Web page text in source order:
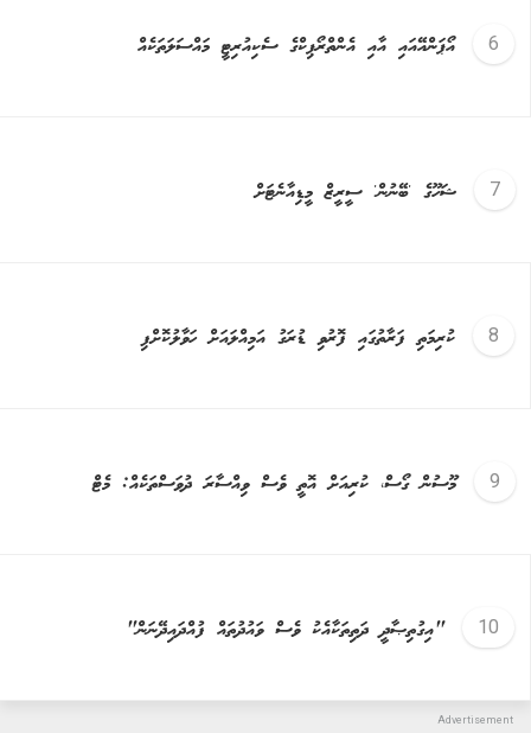
އޯޕަންއޭއައި އާއި އެންތްރޯޕިކްގެ ސެކިއުރިޓީ މައްސަލަތަކެއް
ޝަހޫގެ 'ބޭނުން' ސީރީޒް މީޑިއާނެޓަށް
ކުރިމަތި ފަރާތުގައި ފޮރުވި ޑުރަގު އަމިއްލައަށް ހަވާލުކޮށްފި
މޫސުން ގޯސް، ކުރިއަށް އޮތީ ވެސް ވިއްސާރަ ދުވަސްތަކެއް: މެޓް
"އިގުތިޞާދީ ދަތިތަކާއެކު ވެސް ވައުދުތައް ފުއްދައިދޭނަން"